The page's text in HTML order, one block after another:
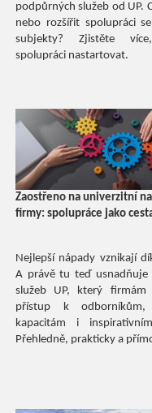
podpůrných služeb od UP.
nebo rozšířit spolupráci
subjekty? Zjistěte
spolupráci nastartovat.
Zaostřeno na univerzitní
firmy: spolupráce jako
Nejlepší nápady vznikají
A právě tu teď usnadňuje
služeb UP, který firmám
přístup k odborníkům,
kapacitám i
Přehledně, prakticky a